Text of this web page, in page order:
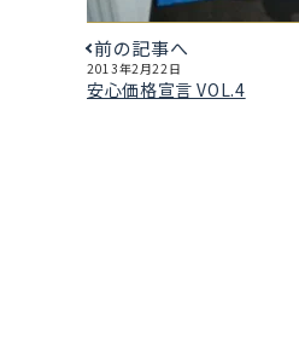
前の記事へ
2013年2月22日
安心価格宣言 VOL.4